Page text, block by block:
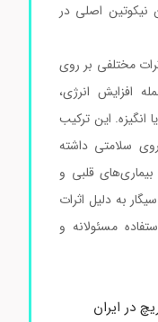
بهترین نیکوتین اصلی در
مختلفی بر روی
انرژی،
این ترکیب
سلامتی داشته
قلبی و
به دلیل اثرات
مسئولانه و
ایران